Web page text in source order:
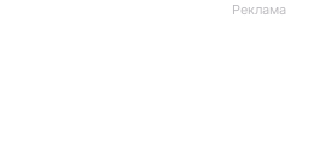
Реклама